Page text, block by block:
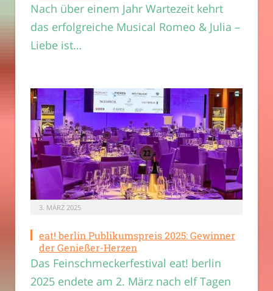
Nach über einem Jahr Wartezeit kehrt
das erfolgreiche Musical Romeo & Julia –
Liebe ist…
3. MÄRZ 2025
eat! berlin Publikumspreis 2025: Gewinner
der Genießer-Herzen
Das Feinschmeckerfestival eat! berlin
2025 endete am 2. März nach elf Tagen